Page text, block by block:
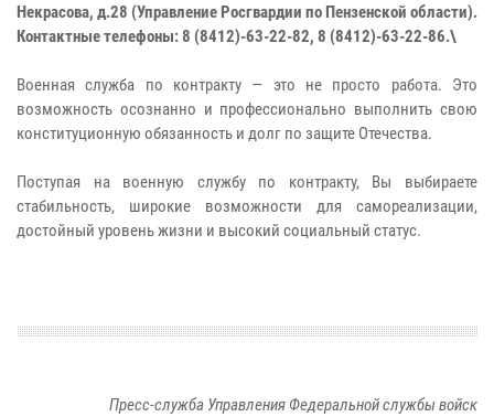
Некрасова, д.28 (Управление Росгвардии по Пензенской области).
Контактные телефоны: 8 (8412)-63-22-82, 8 (8412)-63-22-86.\
Военная служба по контракту — это не просто работа. Это
возможность осознанно и профессионально выполнить свою
конституционную обязанность и долг по защите Отечества.
Поступая на военную службу по контракту, Вы выбираете
стабильность, широкие возможности для самореализации,
достойный уровень жизни и высокий социальный статус.
Пресс-служба Управления Федеральной службы войск